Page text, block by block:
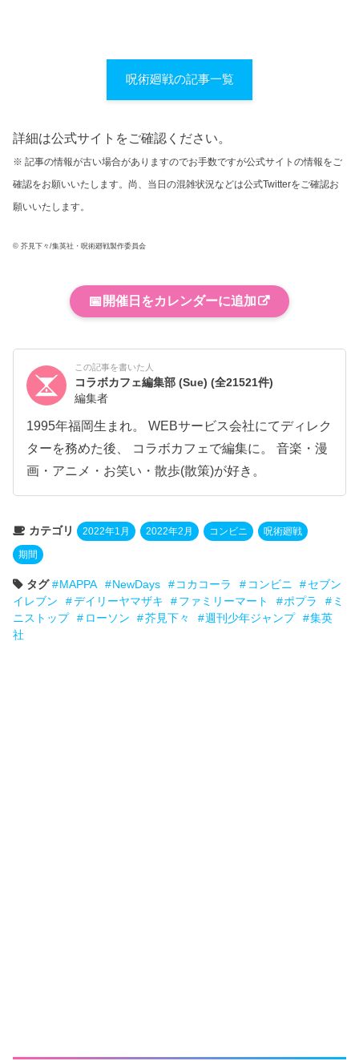
呪術廻戦の記事一覧
詳細は公式サイトをご確認ください。
※ 記事の情報が古い場合がありますのでお手数ですが公式サイトの情報をご
確認をお願いいたします。尚、当日の混雑状況などは公式Twitterをご確認お
願いいたします。
© 芥見下々/集英社・呪術廻戦製作委員会
📅 開催日をカレンダーに追加
この記事を書いた人
コラボカフェ編集部 (Sue)(全21521件)
編集者
1995年福岡生まれ。 WEBサービス会社にてディレク
ターを務めた後、 コラボカフェで編集に。 音楽・漫
画・アニメ・お笑い・散歩(散策)が好き。
カテゴリ 2022年1月 2022年2月 コンビニ 呪術廻戦
期間
タグ MAPPA NewDays コカコーラ コンビニ
セブン
イレブン
デイリーヤマザキ ファミリーマート ポプラ
ミ
ニストップ
ローソン 芥見下々 週刊少年ジャンプ
集英
社